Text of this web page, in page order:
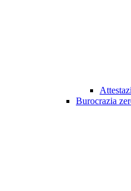
Burocrazia